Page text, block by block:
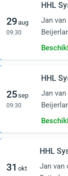
29aug
09:30
HHL
Jan van
25sep
09:30
HHL
Jan van
31 okt
HHL
Jan van